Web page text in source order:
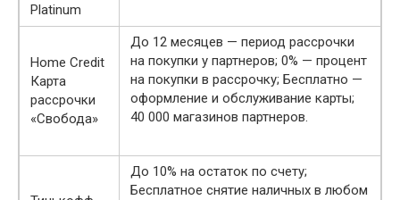
Platinum
Home Credit
Карта
рассрочки
«Свобода»
До 12 месяцев — период рассрочки
на покупки у партнеров; 0% — процент
на покупки в рассрочку; Бесплатно —
оформление и обслуживание карты;
40 000 магазинов партнеров.
До 10% на остаток по счету;
Бесплатное снятие наличных в любом